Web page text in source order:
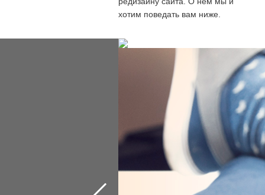
хотим поведать вам ниже.